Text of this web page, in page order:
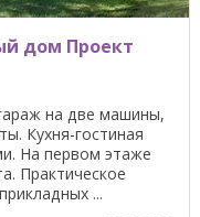
дом Проект
на две машины,
Кухня-гостиная
На первом этаже
Практическое
...